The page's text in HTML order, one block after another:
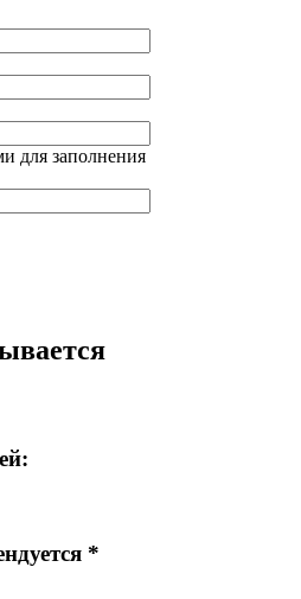
для заполнения
*